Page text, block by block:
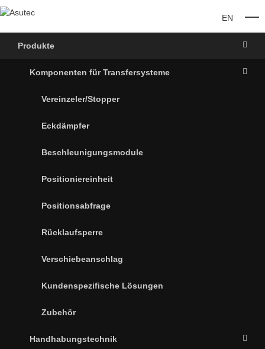
EN
Produkte
Komponenten für Transfersysteme
Vereinzeler/Stopper
Eckdämpfer
Beschleunigungsmodule
Positioniereinheit
Positionsabfrage
Rücklaufsperre
Verschiebeanschlag
Kundenspezifische Lösungen
Zubehör
Handhabungstechnik